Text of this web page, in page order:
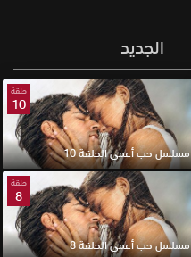
الجديد
حلقة
10
مسلسل حب أعمى الحلقة 10
حلقة
8
مسلسل حب أعمى الحلقة 8